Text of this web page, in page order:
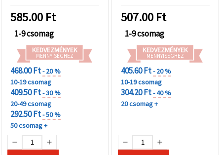
585.00 Ft
1-9 csomag
KEDVEZMÉNYEK
MENNYISÉGHEZ
468.00 Ft- 20 %
10-19 csomag
409.50 Ft- 30 %
20-49 csomag
292.50 Ft- 50 %
50 csomag +
507.00 Ft
1-9 csomag
KEDVEZMÉNYEK
MENNYISÉGHEZ
405.60 Ft- 20 %
10-19 csomag
304.20 Ft- 40 %
20 csomag +